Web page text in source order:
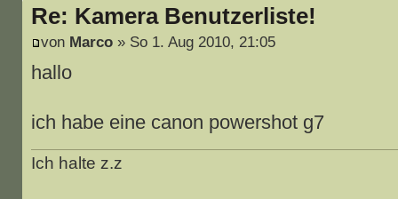
Re: Kamera Benutzerliste!
von Marco» So 1. Aug 2010, 21:05
hallo
ich habe eine canon powershot g7
Ich halte z.z